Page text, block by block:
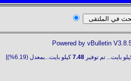
Powered by vBulletin
بايت... تم توفير 7.48 كيلو بايت...بمعدل (6.19%)]